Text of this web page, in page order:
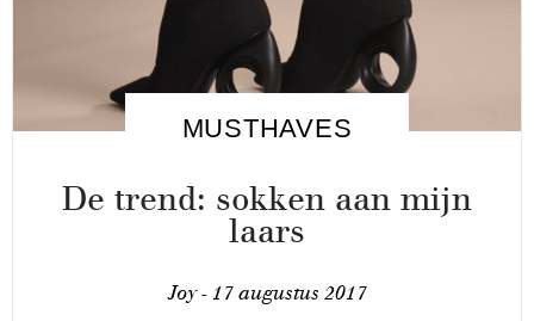
MUSTHAVES
De trend: sokken aan mijn
laars
Joy - 17 augustus 2017